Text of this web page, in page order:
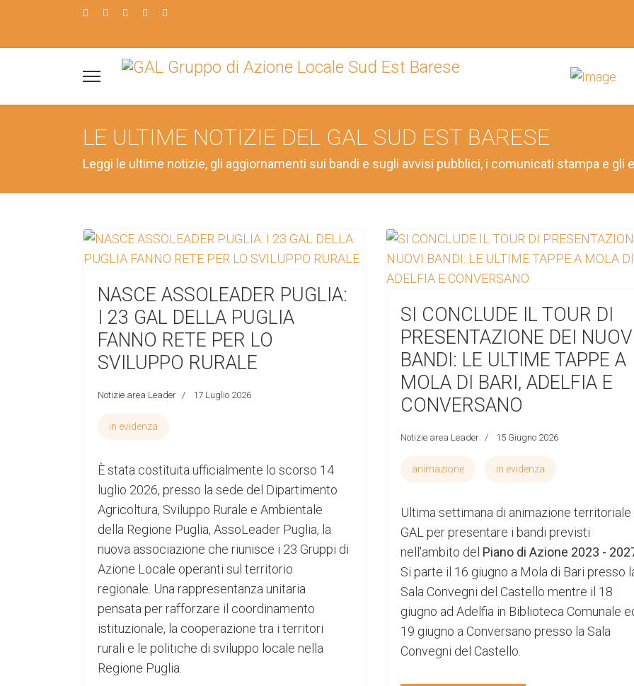
LE ULTIME NOTIZIE DEL GAL SUD EST BARESE
Leggi le ultime notizie, gli aggiornamenti sui bandi e sugli avvisi pubblici, i comunicati stampa e
NASCE ASSOLEADER PUGLIA:
I 23 GAL DELLA PUGLIA
FANNO RETE PER LO
SVILUPPO RURALE
Notizie area Leader 17 Luglio 2026
in evidenza
È stata costituita ufficialmente lo scorso 14
luglio 2026, presso la sede del Dipartimento
Agricoltura, Sviluppo Rurale e Ambientale
della Regione Puglia, AssoLeader Puglia, la
nuova associazione che riunisce i 23 Gruppi di
Azione Locale operanti sul territorio
regionale. Una rappresentanza unitaria
pensata per rafforzare il coordinamento
istituzionale, la cooperazione tra i territori
rurali e le politiche di sviluppo locale nella
Regione Puglia.
SI CONCLUDE IL TOUR DI
PRESENTAZIONE DEI
BANDI: LE ULTIME TAPPE A
MOLA DI BARI, ADELFIA E
CONVERSANO
Notizie area Leader 15 Giugno 2026
animazione in evidenza
Ultima settimana di animazione territoriale
GAL per presentare i bandi previsti
nell'ambito del Piano di Azione 2023 -
Si parte il 16 giugno a Mola di Bari presso
Sala Convegni del Castello mentre il 18
giugno ad Adelfia in Biblioteca Comunale
19 giugno a Conversano presso la Sala
Convegni del Castello.